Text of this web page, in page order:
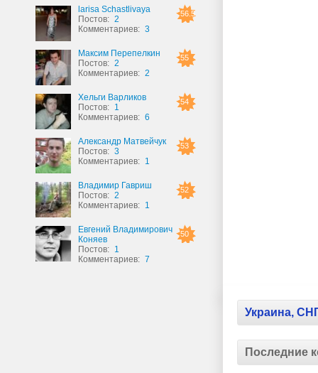
56.5
larisa Schastlivaya
Постов: 2
Комментариев: 3
55
Максим Перепелкин
Постов: 2
Комментариев: 2
54
Хельги Варликов
Постов: 1
Комментариев: 6
53
Александр Матвейчук
Постов: 3
Комментариев: 1
52
Владимир Гавриш
Постов: 2
Комментариев: 1
50
Евгений Владимирович
Коняев
Постов: 1
Комментариев: 7
Украина,
Последние